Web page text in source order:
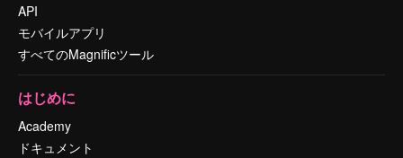
API
モバイルアプリ
すべてのMagnificツール
はじめに
Academy
ドキュメント